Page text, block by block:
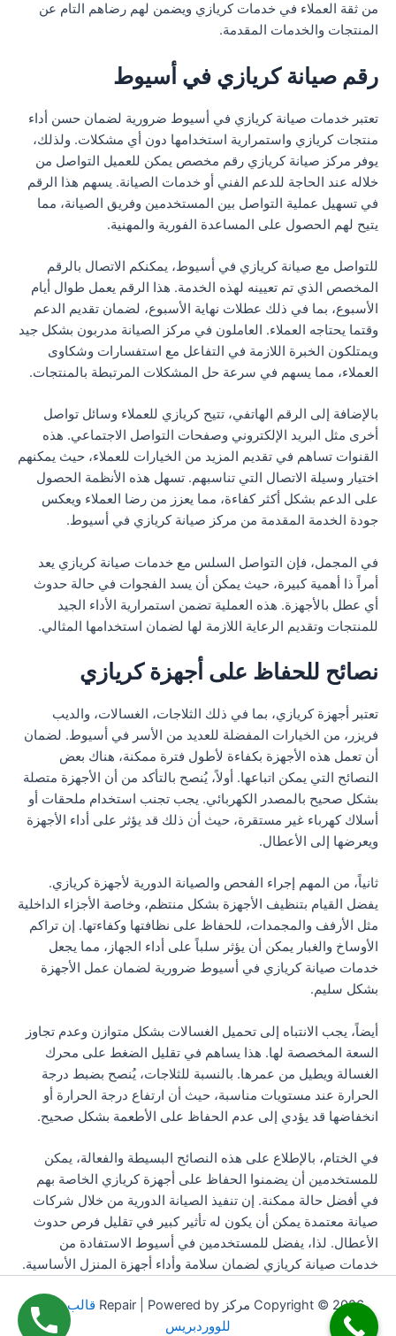
من ثقة العملاء في خدمات كريازي ويضمن لهم رضاهم التام عن
المنتجات والخدمات المقدمة.
رقم صيانة كريازي في أسيوط
تعتبر خدمات صيانة كريازي في أسيوط ضرورية لضمان حسن أداء
منتجات كريازي واستمرارية استخدامها دون أي مشكلات. ولذلك،
يوفر مركز صيانة كريازي رقم مخصص يمكن للعميل التواصل من
خلاله عند الحاجة للدعم الفني أو خدمات الصيانة. يسهم هذا الرقم
في تسهيل عملية التواصل بين المستخدمين وفريق الصيانة، مما
يتيح لهم الحصول على المساعدة الفورية والمهنية.
للتواصل مع صيانة كريازي في أسيوط، يمكنكم الاتصال بالرقم
المخصص الذي تم تعيينه لهذه الخدمة. هذا الرقم يعمل طوال أيام
الأسبوع، بما في ذلك عطلات نهاية الأسبوع، لضمان تقديم الدعم
وقتما يحتاجه العملاء. العاملون في مركز الصيانة مدربون بشكل جيد
ويمتلكون الخبرة اللازمة في التفاعل مع استفسارات وشكاوى
العملاء، مما يسهم في سرعة حل المشكلات المرتبطة بالمنتجات.
بالإضافة إلى الرقم الهاتفي، تتيح كريازي للعملاء وسائل تواصل
أخرى مثل البريد الإلكتروني وصفحات التواصل الاجتماعي. هذه
القنوات تساهم في تقديم المزيد من الخيارات للعملاء، حيث يمكنهم
اختيار وسيلة الاتصال التي تناسبهم. تسهل هذه الأنظمة الحصول
على الدعم بشكل أكثر كفاءة، مما يعزز من رضا العملاء ويعكس
جودة الخدمة المقدمة من مركز صيانة كريازي في أسيوط.
في المجمل، فإن التواصل السلس مع خدمات صيانة كريازي يعد
أمراً ذا أهمية كبيرة، حيث يمكن أن يسد الفجوات في حالة حدوث
أي عطل بالأجهزة. هذه العملية تضمن استمرارية الأداء الجيد
للمنتجات وتقديم الرعاية اللازمة لها لضمان استخدامها المثالي.
نصائح للحفاظ على أجهزة كريازي
تعتبر أجهزة كريازي، بما في ذلك الثلاجات، الغسالات، والديب
فريزر، من الخيارات المفضلة للعديد من الأسر في أسيوط. لضمان
أن تعمل هذه الأجهزة بكفاءة لأطول فترة ممكنة، هناك بعض
النصائح التي يمكن اتباعها. أولاً، يُنصح بالتأكد من أن الأجهزة متصلة
بشكل صحيح بالمصدر الكهربائي. يجب تجنب استخدام ملحقات أو
أسلاك كهرباء غير مستقرة، حيث أن ذلك قد يؤثر على أداء الأجهزة
ويعرضها إلى الأعطال.
ثانياً، من المهم إجراء الفحص والصيانة الدورية لأجهزة كريازي.
يفضل القيام بتنظيف الأجهزة بشكل منتظم، وخاصة الأجزاء الداخلية
مثل الأرفف والمجمدات، للحفاظ على نظافتها وكفاءتها. إن تراكم
الأوساخ والغبار يمكن أن يؤثر سلباً على أداء الجهاز، مما يجعل
خدمات صيانة كريازي في أسيوط ضرورية لضمان عمل الأجهزة
بشكل سليم.
أيضاً، يجب الانتباه إلى تحميل الغسالات بشكل متوازن وعدم تجاوز
السعة المخصصة لها. هذا يساهم في تقليل الضغط على محرك
الغسالة ويطيل من عمرها. بالنسبة للثلاجات، يُنصح بضبط درجة
الحرارة عند مستويات مناسبة، حيث أن ارتفاع درجة الحرارة أو
انخفاضها قد يؤدي إلى عدم الحفاظ على الأطعمة بشكل صحيح.
في الختام، بالإطلاع على هذه النصائح البسيطة والفعالة، يمكن
للمستخدمين أن يضمنوا الحفاظ على أجهزة كريازي الخاصة بهم
في أفضل حالة ممكنة. إن تنفيذ الصيانة الدورية من خلال شركات
صيانة معتمدة يمكن أن يكون له تأثير كبير في تقليل فرص حدوث
الأعطال. لذا، يفضل للمستخدمين في أسيوط الاستفادة من
خدمات صيانة كريازي لضمان سلامة وأداء أجهزة المنزل الأساسية.
Copyright © 2026 مركز Repair | Powered by
قالب Astra
للووردبريس